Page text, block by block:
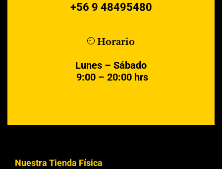
+56 9 48495480
Horario
Lunes – Sábado
9:00 – 20:00 hrs
Nuestra Tienda Física